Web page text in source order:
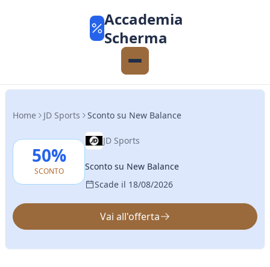
Accademia
Scherma
Home JD Sports Sconto su New Balance
50%
SCONTO
JD Sports
Sconto su New Balance
Scade il 18/08/2026
Vai all'offerta